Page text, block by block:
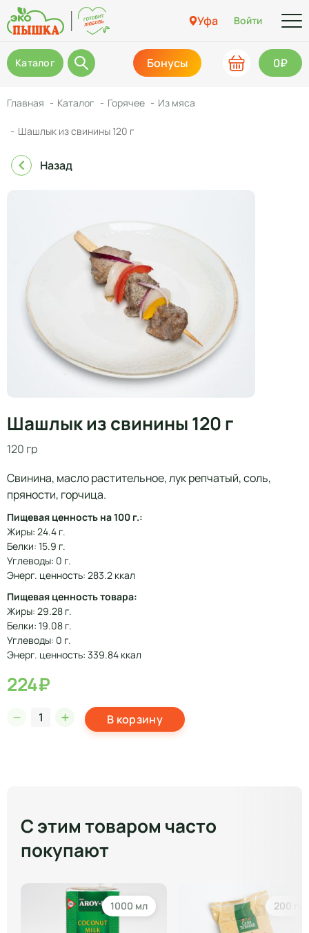
Уфа Войти
Каталог Бонусы 0₽
Главная Каталог Горячее Из мяса
Шашлык из свинины 120 г
Назад
Шашлык из свинины 120 г
120 гр
Свинина, масло растительное, лук репчатый, соль,
пряности, горчица.
Пищевая ценность на 100 г.:
Жиры: 24.4 г.
Белки: 15.9 г.
Углеводы: 0 г.
Энерг. ценность: 283.2 ккал
Пищевая ценность товара:
Жиры: 29.28 г.
Белки: 19.08 г.
Углеводы: 0 г.
Энерг. ценность: 339.84 ккал
224₽
В корзину
С этим товаром часто
покупают
1000 мл 200 гр